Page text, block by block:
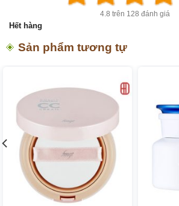
4.8 trên 128 đánh giá
Hết hàng
Sản phẩm tương tự